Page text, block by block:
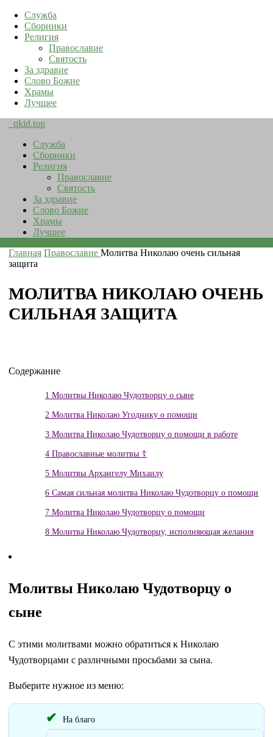
Служба
Сборники
Религия
Православие
Святость
За здравие
Слово Божие
Храмы
Лучшее
qkid.top
Служба
Сборники
Религия
Православие
Святость
За здравие
Слово Божие
Храмы
Лучшее
Главная Православие Молитва Николаю очень сильная
защита
МОЛИТВА НИКОЛАЮ ОЧЕНЬ
СИЛЬНАЯ ЗАЩИТА
Содержание
1 Молитвы Николаю Чудотворцу о сыне
2 Молитва Николаю Угоднику о помощи
3 Молитва Николаю Чудотворцу о помощи в работе
4 Православные молитвы ☦
5 Молитвы Архангелу Михаилу
6 Самая сильная молитва Николаю Чудотворцу о помощи
7 Молитва Николаю Чудотворцу о помощи
8 Молитва Николаю Чудотворцу, исполняющая желания
Молитвы Николаю Чудотворцу о
сыне
С этими молитвами можно обратиться к Николаю
Чудотворцами с различными просьбами за сына.
Выберите нужное из меню:
На благо